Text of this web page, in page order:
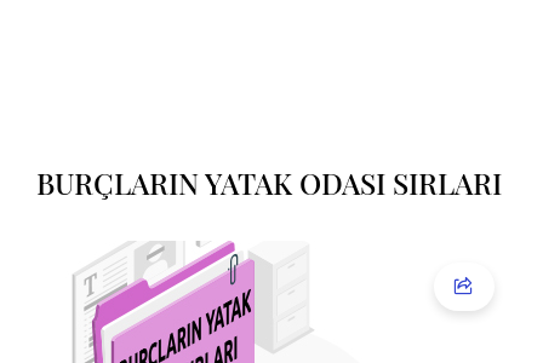
BURÇLARIN YATAK ODASI SIRLARI